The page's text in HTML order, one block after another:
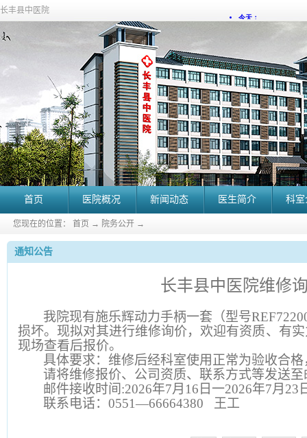
长丰县中医院
首页 医院概况 新闻动态 医生简介 科
您现在的位置： 首页 → 院务公开 →
通知公告
长丰县中医院维修
我院现有施乐辉动力手柄一套（型号
损坏。现拟对其进行维修询价，欢迎有资质、有
现场查看后报价。
具体要求：维修后经科室使用正常为验收合
请将维修报价、公司资质、联系方式等发送至
邮件接收时间:2026年7月16日一2026年7月23
联系电话：0551—66664380 王工